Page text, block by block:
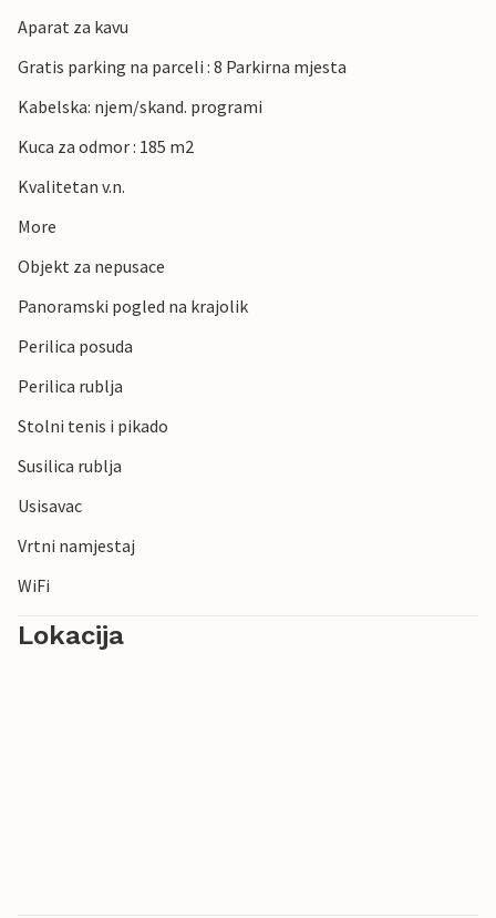
Aparat za kavu
Gratis parking na parceli : 8 Parkirna mjesta
Kabelska: njem/skand. programi
Kuca za odmor : 185 m2
Kvalitetan v.n.
More
Objekt za nepusace
Panoramski pogled na krajolik
Perilica posuda
Perilica rublja
Stolni tenis i pikado
Susilica rublja
Usisavac
Vrtni namjestaj
WiFi
Lokacija